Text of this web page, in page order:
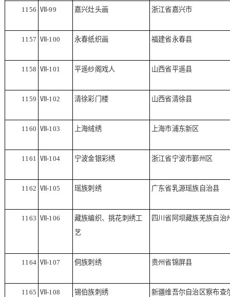
1156 Ⅶ -99 嘉兴灶头画 浙江省嘉兴市
1157 Ⅶ -100 永春纸织画 福建省永春县
1158 Ⅶ -101 平遥纱阁戏人 山西省平遥县
1159 Ⅶ -102 清徐彩门楼 山西省清徐县
1160 Ⅶ -103 上海绒绣 上海市浦东新区
1161 Ⅶ -104 宁波金银彩绣 浙江省宁波市鄞州区
1162 Ⅶ -105 瑶族刺绣 广东省乳源瑶族自治县
1163 Ⅶ -106
藏族编织、挑花刺绣工
艺
四川省阿坝藏族羌族自治
1164 Ⅶ -107 侗族刺绣 贵州省锦屏县
1165 Ⅶ -108 锡伯族刺绣 新疆维吾尔自治区察布查